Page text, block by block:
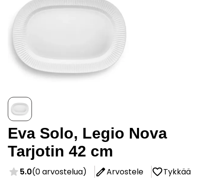
Eva Solo, Legio Nova
Tarjotin 42 cm
5.0(0 arvostelua) Arvostele
Tykkää